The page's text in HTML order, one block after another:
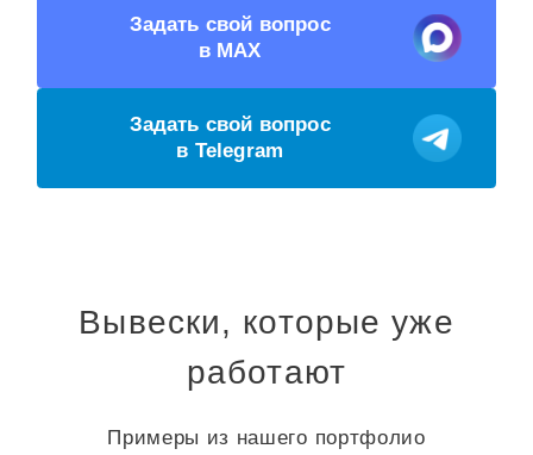
Задать свой вопрос
в MAX
Задать свой вопрос
в Telegram
Вывески, которые уже
работают
Примеры из нашего портфолио